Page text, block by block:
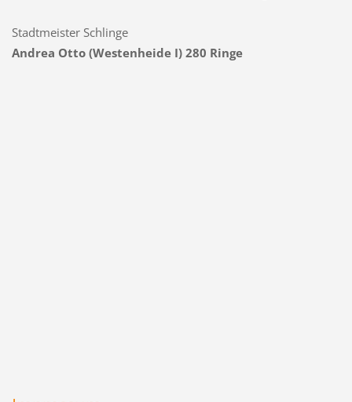
Stadtmeister Schlinge
Andrea Otto (Westenheide I) 280 Ringe